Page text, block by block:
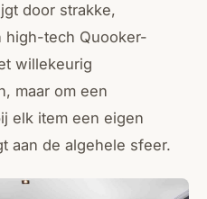
door strakke,
high-tech Quooker-
willekeurig
maar om een
elk item een eigen
aan de algehele sfeer.